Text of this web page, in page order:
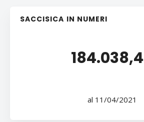
SACCISICA IN NUMERI
al 11/04/2021